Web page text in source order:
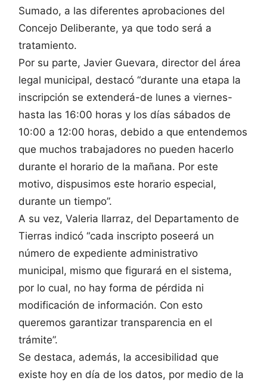
Sumado, a las diferentes aprobaciones del
Concejo Deliberante, ya que todo será a
tratamiento.
Por su parte, Javier Guevara, director del área
legal municipal, destacó “durante una etapa la
inscripción se extenderá-de lunes a viernes-
hasta las 16:00 horas y los días sábados de
10:00 a 12:00 horas, debido a que entendemos
que muchos trabajadores no pueden hacerlo
durante el horario de la mañana. Por este
motivo, dispusimos este horario especial,
durante un tiempo”.
A su vez, Valeria Ilarraz, del Departamento de
Tierras indicó “cada inscripto poseerá un
número de expediente administrativo
municipal, mismo que figurará en el sistema,
por lo cual, no hay forma de pérdida ni
modificación de información. Con esto
queremos garantizar transparencia en el
trámite”.
Se destaca, además, la accesibilidad que
existe hoy en día de los datos, por medio de la